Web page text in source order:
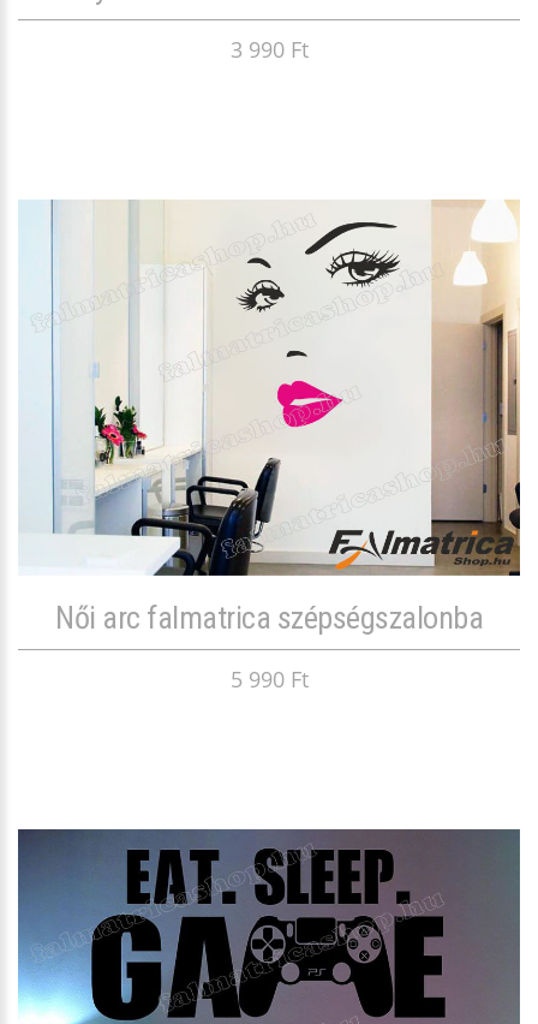
3 990 Ft
Női arc falmatrica szépségszalonba
5 990 Ft